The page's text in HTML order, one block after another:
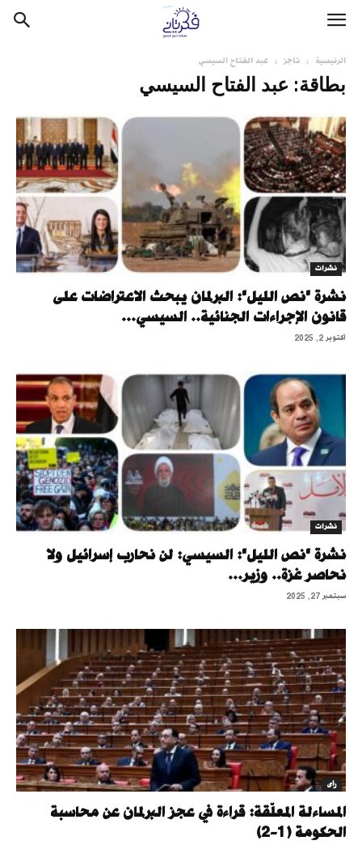
الرئيسية تاجز عبد الفتاح السيسي
بطاقة: عبد الفتاح السيسي
نشرات
نشرة "نص الليل": البرلمان يبحث الاعتراضات على
قانون الإجراءات الجنائية.. السيسي...
أكتوبر 2, 2025
نشرات
نشرة "نص الليل": السيسي: لن نحارب إسرائيل ولا
نحاصر غزة.. وزير...
سبتمبر 27, 2025
رأى
المساءلة المعلّقة: قراءة في عجز البرلمان عن محاسبة
الحكومة (1-2)